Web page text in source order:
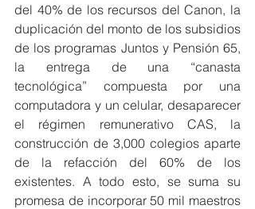
del 40% de los recursos del Canon, la
duplicación del monto de los subsidios
de los programas Juntos y Pensión 65,
la entrega de una “canasta
tecnológica” compuesta por una
computadora y un celular, desaparecer
el régimen remunerativo CAS, la
construcción de 3,000 colegios aparte
de la refacción del 60% de los
existentes. A todo esto, se suma su
promesa de incorporar 50 mil maestros